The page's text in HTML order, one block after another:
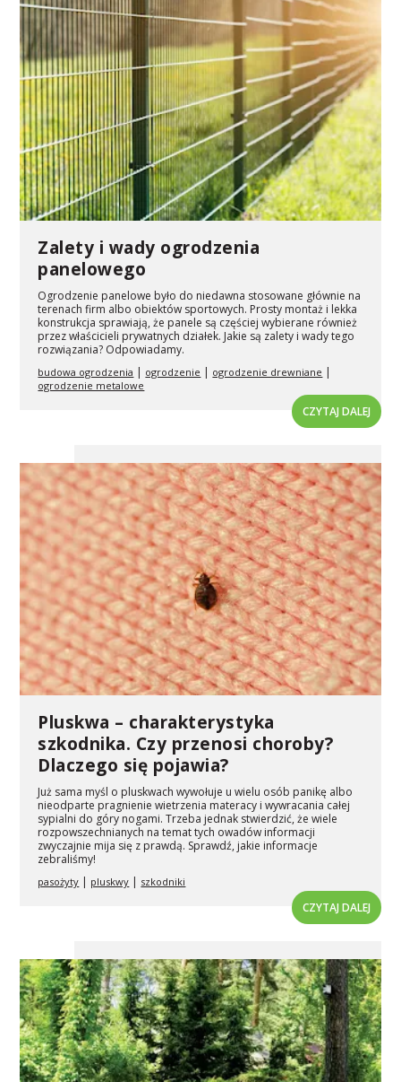
Zalety i wady ogrodzenia
panelowego
Ogrodzenie panelowe było do niedawna stosowane głównie na
terenach firm albo obiektów sportowych. Prosty montaż i lekka
konstrukcja sprawiają, że panele są częściej wybierane również
przez właścicieli prywatnych działek. Jakie są zalety i wady tego
rozwiązania? Odpowiadamy.
budowa ogrodzenia | ogrodzenie | ogrodzenie drewniane |
ogrodzenie metalowe
CZYTAJ DALEJ
Pluskwa – charakterystyka
szkodnika. Czy przenosi choroby?
Dlaczego się pojawia?
Już sama myśl o pluskwach wywołuje u wielu osób panikę albo
nieodparte pragnienie wietrzenia materacy i wywracania całej
sypialni do góry nogami. Trzeba jednak stwierdzić, że wiele
rozpowszechnianych na temat tych owadów informacji
zwyczajnie mija się z prawdą. Sprawdź, jakie informacje
zebraliśmy!
pasożyty | pluskwy | szkodniki
CZYTAJ DALEJ